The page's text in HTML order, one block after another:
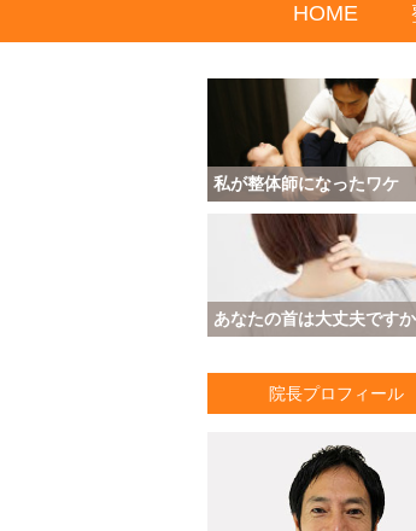
HOME
私が整体師になったワケ
あなたの首は大丈夫ですか
院長プロフィール